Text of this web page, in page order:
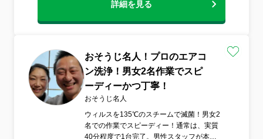
詳細を見る
おそうじ名人！プロのエアコ
ン洗浄！男女2名作業でスピ
ーディーかつ丁寧！
おそうじ名人
ウィルスを135℃のスチームで滅菌！男女2
名での作業でスピーディー！通常は、実質
40分程度で1台完了。男性スタッフが本体